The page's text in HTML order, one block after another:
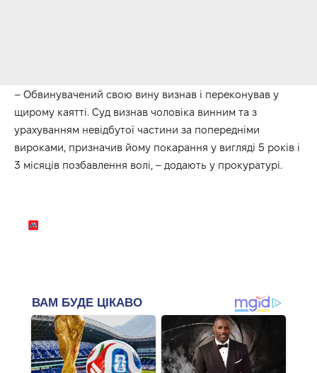
– Обвинувачений свою вину визнав і переконував у
щирому каятті. Cуд визнав чоловіка винним та з
урахуванням невідбутої частини за попередніми
вироками, призначив йому покарання у вигляді 5 років і
3 місяців позбавлення волі, – додають у прокуратурі.